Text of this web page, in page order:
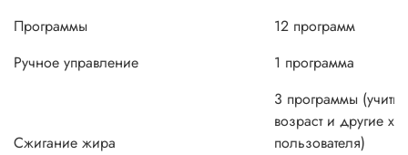
Программы
12 программ
Ручное управление
1 программа
Сжигание жира
3 программы
возраст и другие
пользователя)